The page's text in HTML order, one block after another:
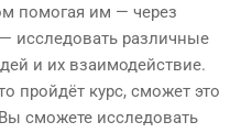
помогая им — через
исследовать различные
и их взаимодействие.
пройдёт курс, сможет это
сможете исследовать